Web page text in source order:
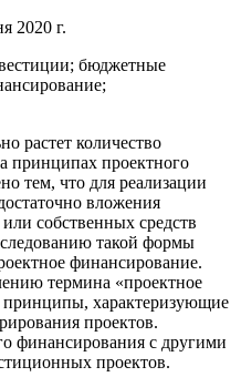
2020 г.
бюджетные
растет количество
принципах проектного
тем, что для реализации
вложения
собственных средств
такой формы
финансирование.
термина «проектное
характеризующие
проектов.
финансирования с другими
проектов.